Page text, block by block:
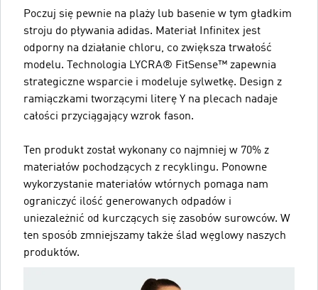
Poczuj się pewnie na plaży lub basenie w tym gładkim
stroju do pływania adidas. Materiał Infinitex jest
odporny na działanie chloru, co zwiększa trwałość
modelu. Technologia LYCRA® FitSense™ zapewnia
strategiczne wsparcie i modeluje sylwetkę. Design z
ramiączkami tworzącymi literę Y na plecach nadaje
całości przyciągający wzrok fason.
Ten produkt został wykonany co najmniej w 70% z
materiałów pochodzących z recyklingu. Ponowne
wykorzystanie materiałów wtórnych pomaga nam
ograniczyć ilość generowanych odpadów i
uniezależnić od kurczących się zasobów surowców. W
ten sposób zmniejszamy także ślad węglowy naszych
produktów.